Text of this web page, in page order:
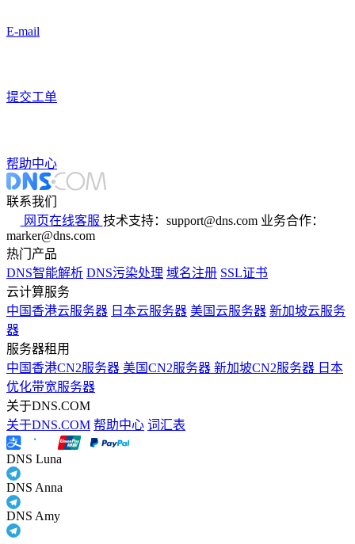
E-mail
提交工单
帮助中心
联系我们
网页在线客服 技术支持：support@dns.com 业务合作：
marker@dns.com
热门产品
DNS智能解析 DNS污染处理 域名注册 SSL证书
云计算服务
中国香港云服务器 日本云服务器 美国云服务器 新加坡云服务
器
服务器租用
中国香港CN2服务器 美国CN2服务器 新加坡CN2服务器 日本
优化带宽服务器
关于DNS.COM
关于DNS.COM 帮助中心 词汇表
DNS Luna
DNS Anna
DNS Amy